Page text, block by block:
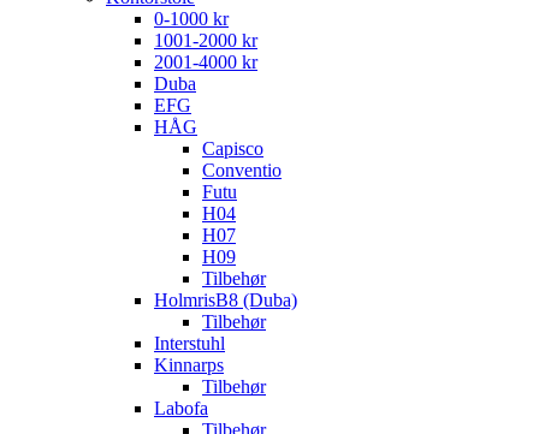
0-1000 kr
1001-2000 kr
2001-4000 kr
Duba
EFG
HÅG
Capisco
Conventio
Futu
H04
H07
H09
Tilbehør
HolmrisB8 (Duba)
Tilbehør
Interstuhl
Kinnarps
Tilbehør
Labofa
Tilbehør